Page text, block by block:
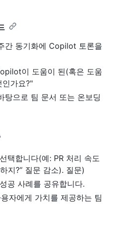
간 동기화에 Copilot 토론을
이 도움이 된(혹은 도움
가요?"
탕으로 팀 문서 또는 온보딩
택합니다(예: PR 처리 속도
지?” 질문 감소). 질문)
공 사례를 공유합니다.
자에게 가치를 제공하는 팀